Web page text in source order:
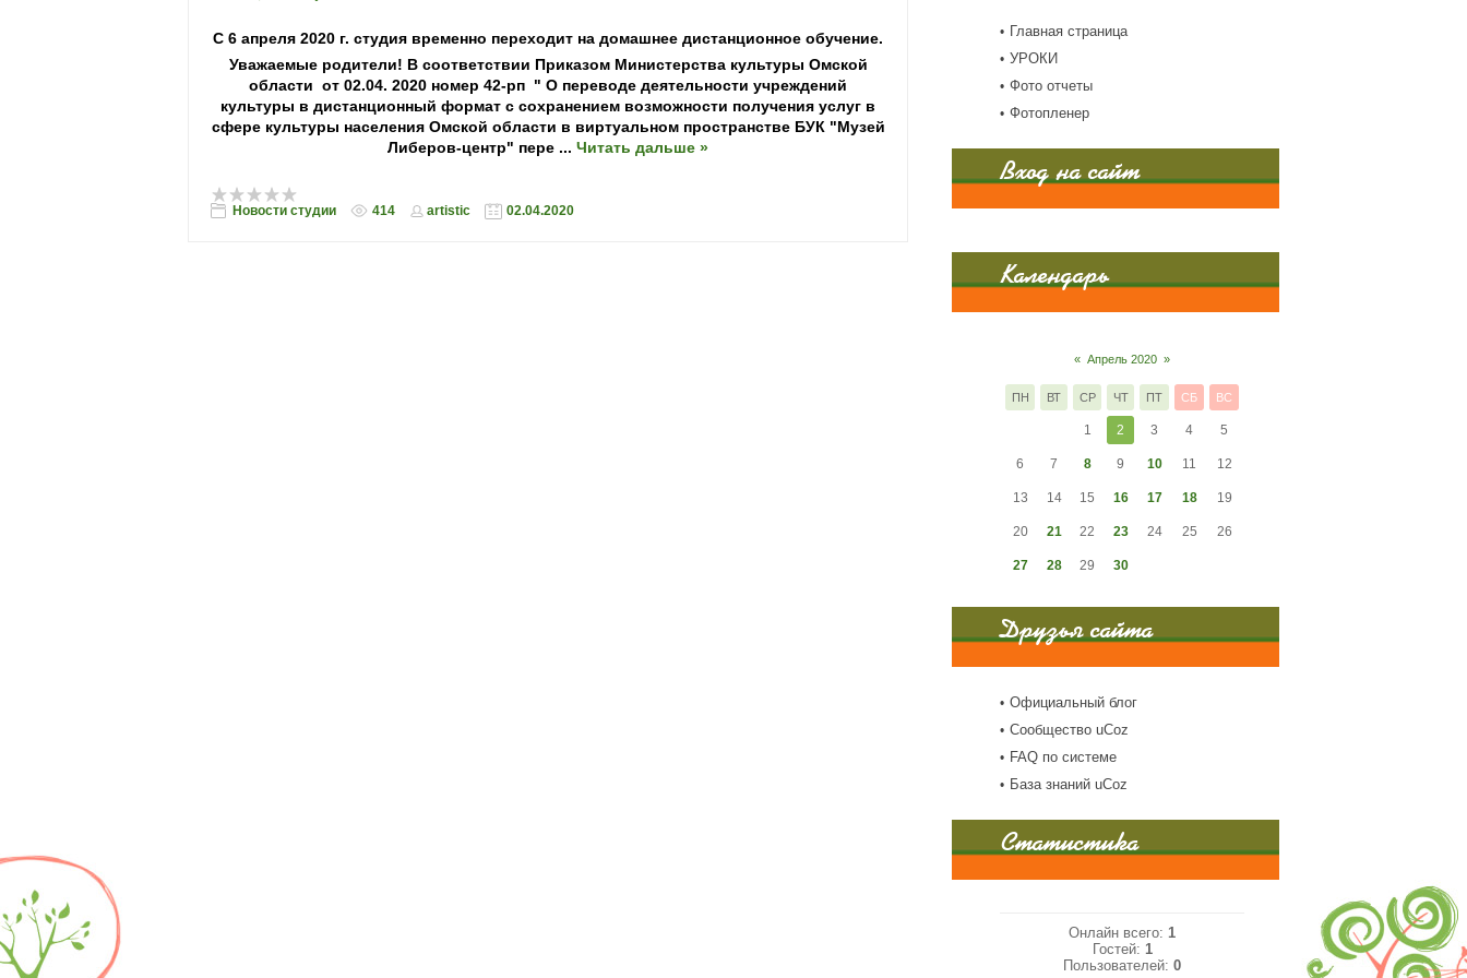
С 6 апреля 2020 г. студия временно переходит на домашнее дистанционное обучение.
Уважаемые родители! В соответствии Приказом Министерства культуры Омской
области от 02.04. 2020 номер 42-рп " О переводе деятельности учреждений
культуры в дистанционный формат с сохранением возможности получения услуг в
сфере культуры населения Омской области в виртуальном пространстве БУК "Музей
Либеров-центр" пере ... Читать дальше »
Новости студии 414 artistic 02.04.2020
Главная страница
УРОКИ
Фото отчеты
Фотопленер
Вход на сайт
Календарь
« Апрель 2020 »
ПН ВТ СР ЧТ ПТ СБ ВС
1 2 3 4 5
6 7 8 9 10 11 12
13 14 15 16 17 18 19
20 21 22 23 24 25 26
27 28 29 30
Друзья сайта
Официальный блог
Сообщество uCoz
FAQ по системе
База знаний uCoz
Статистика
Онлайн всего: 1
Гостей: 1
Пользователей: 0